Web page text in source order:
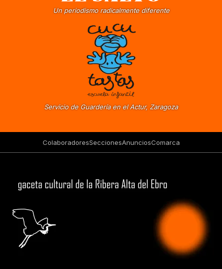
Un periodismo radicalmente diferente
Servicio de Guardería en el Actur, Zaragoza
ColaboradoresSeccionesAnunciosComarca